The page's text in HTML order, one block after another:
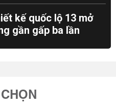
kế quốc lộ 13 mở
gần gấp ba lần
CHỌN